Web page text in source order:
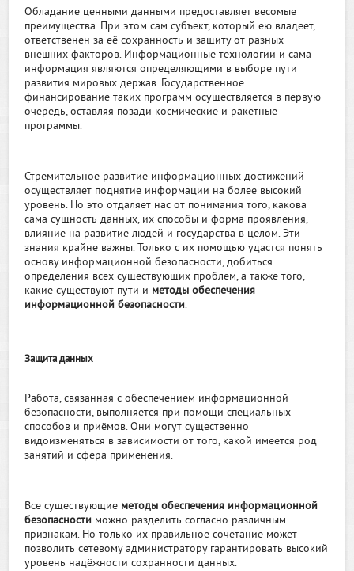
Обладание ценными данными предоставляет весомые
преимущества. При этом сам субъект, который ею владеет,
ответственен за её сохранность и защиту от разных
внешних факторов. Информационные технологии и сама
информация являются определяющими в выборе пути
развития мировых держав. Государственное
финансирование таких программ осуществляется в первую
очередь, оставляя позади космические и ракетные
программы.
Стремительное развитие информационных достижений
осуществляет поднятие информации на более высокий
уровень. Но это отдаляет нас от понимания того, какова
сама сущность данных, их способы и форма проявления,
влияние на развитие людей и государства в целом. Эти
знания крайне важны. Только с их помощью удастся понять
основу информационной безопасности, добиться
определения всех существующих проблем, а также того,
какие существуют пути и методы обеспечения
информационной безопасности.
Защита данных
Работа, связанная с обеспечением информационной
безопасности, выполняется при помощи специальных
способов и приёмов. Они могут существенно
видоизменяться в зависимости от того, какой имеется род
занятий и сфера применения.
Все существующие методы обеспечения информационной
безопасности можно разделить согласно различным
признакам. Но только их правильное сочетание может
позволить сетевому администратору гарантировать высокий
уровень надёжности сохранности данных.